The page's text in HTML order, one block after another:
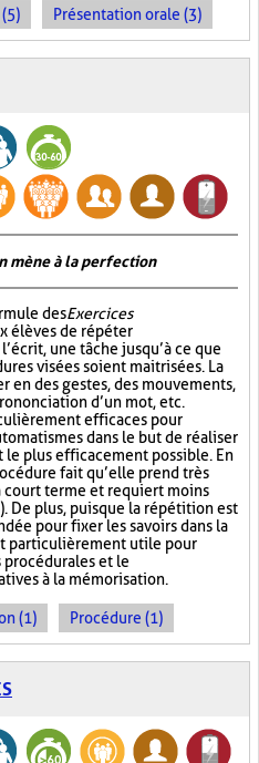
Présentation orale (3)
mène à la perfection
desExercices
élèves de répéter
une tâche jusqu’à ce que
visées soient maitrisées. La
en des gestes, des mouvements,
d’un mot, etc.
efficaces pour
dans le but de réaliser
plus efficacement possible. En
fait qu’elle prend très
court terme et requiert moins
De plus, puisque la répétition est
pour fixer les savoirs dans la
particulièrement utile pour
procédurales et le
à la mémorisation.
(1) Procédure (1)